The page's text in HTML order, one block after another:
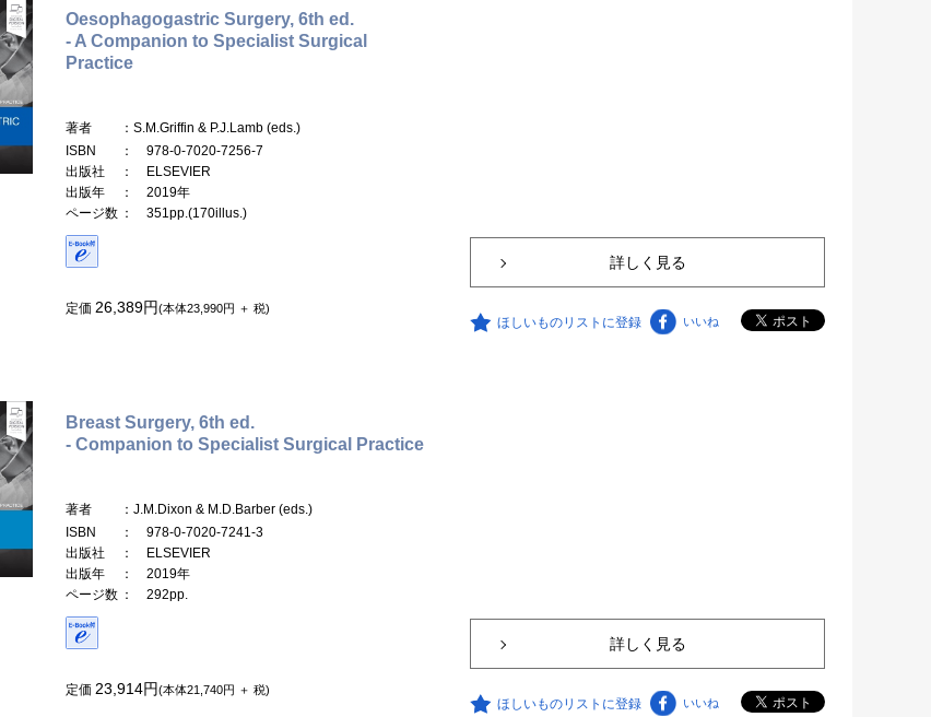
Oesophagogastric Surgery, 6th ed.
- A Companion to Specialist Surgical
Practice
著者
：S.M.Griffin & P.J.Lamb (eds.)
ISBN
： 978-0-7020-7256-7
出版社
： ELSEVIER
出版年
： 2019年
ページ数 ： 351pp.(170illus.)
定価 26,389円(本体23,990円 ＋ 税)
詳しく見る
ほしいものリストに登録 いいね
Breast Surgery, 6th ed.
- Companion to Specialist Surgical Practice
著者
：J.M.Dixon & M.D.Barber (eds.)
ISBN
： 978-0-7020-7241-3
出版社
： ELSEVIER
出版年
： 2019年
ページ数 ： 292pp.
定価 23,914円(本体21,740円 ＋ 税)
詳しく見る
ほしいものリストに登録 いいね